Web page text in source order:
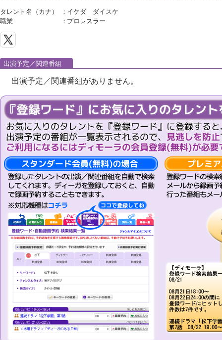
タレント名（カナ） ： イケダ ダイスケ
職業
： プロレスラー
出演予定／関連番組
出演予定／関連番組がありません。